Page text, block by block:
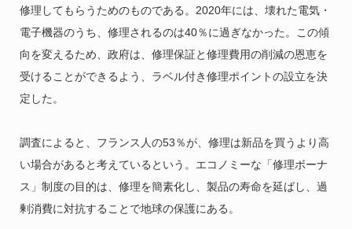
修理してもらうためのものである。2020年には、壊れた電気・
電子機器のうち、修理されるのは40％に過ぎなかった。この傾
向を変えるため、政府は、修理保証と修理費用の削減の恩恵を
受けることができるよう、ラベル付き修理ポイントの設立を決
定した。
調査によると、フランス人の53％が、修理は新品を買うより高
い場合があると考えているという。エコノミーな「修理ボーナ
ス」制度の目的は、修理を簡素化し、製品の寿命を延ばし、過
剰消費に対抗することで地球の保護にある。